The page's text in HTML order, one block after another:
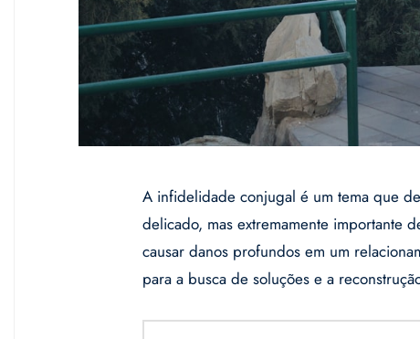
A infidelidade conjugal é um tema que
delicado, mas extremamente
causar danos profundos em um
para a busca de soluções e a